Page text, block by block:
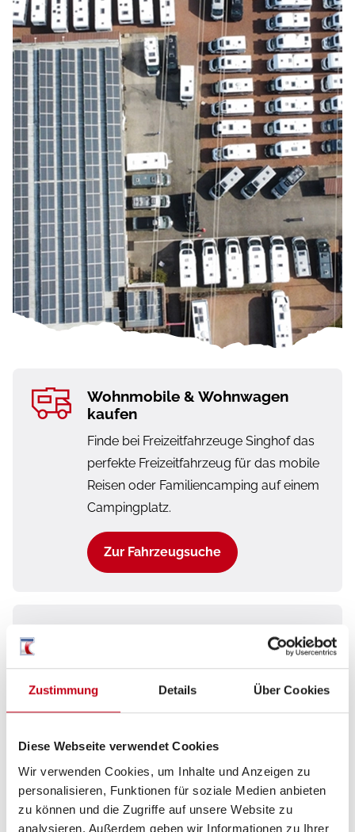
Zustimmung Details Über Cookies
Diese Webseite verwendet Cookies
Wir verwenden Cookies, um Inhalte und Anzeigen zu
personalisieren, Funktionen für soziale Medien anbieten
zu können und die Zugriffe auf unsere Website zu
analysieren. Außerdem geben wir Informationen zu Ihrer
Wohnmobile & Wohnwagen
kaufen
Finde bei Freizeitfahrzeuge Singhof das
perfekte Freizeitfahrzeug für das mobile
Reisen oder Familiencamping auf einem
Campingplatz.
Zur Fahrzeugsuche
Miete dir dein Zuhause auf 4 Rädern und
erlebe die Welt neu: Bei Freizeitfahrzeuge
Auswahl und freuen sich auf einen
gemeinsamen Urlaub mit dir.
Jetzt Mieten